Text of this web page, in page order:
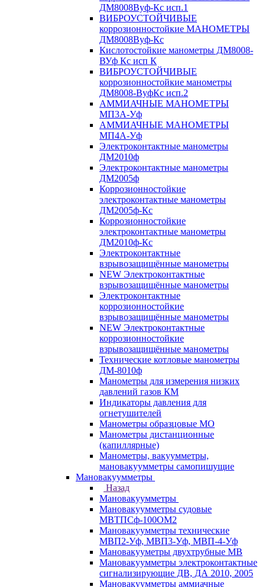
ДМ8008Вуф-Кс исп.1
ВИБРОУСТОЙЧИВЫЕ
коррозионностойкие МАНОМЕТРЫ
ДМ8008Вуф-Кс
Кислотостойкие манометры ДМ8008-
ВУф Кс исп К
ВИБРОУСТОЙЧИВЫЕ
коррозионностойкие манометры
ДМ8008-ВуфКс исп.2
АММИАЧНЫЕ МАНОМЕТРЫ
МП3А-Уф
АММИАЧНЫЕ МАНОМЕТРЫ
МП4А-Уф
Электроконтактные манометры
ДМ2010ф
Электроконтактные манометры
ДМ2005ф
Коррозионностойкие
электроконтактные манометры
ДМ2005ф-Кс
Коррозионностойкие
электроконтактные манометры
ДМ2010ф-Кс
Электроконтактные
взрывозащищённые манометры
NEW Электроконтактные
взрывозащищённые манометры
Электроконтактные
коррозионностойкие
взрывозащищённые манометры
NEW Электроконтактные
коррозионностойкие
взрывозащищённые манометры
Технические котловые манометры
ДМ-8010ф
Манометры для измерения низких
давлений газов КМ
Индикаторы давления для
огнетушителей
Манометры образцовые МО
Манометры дистанционные
(капиллярные)
Манометры, вакуумметры,
мановакуумметры самопишущие
Мановакуумметры
Назад
Мановакуумметры
Мановакуумметры судовые
МВТПСф-100ОМ2
Мановакуумметры технические
МВП2-Уф, МВП3-Уф, МВП-4-Уф
Мановакууметры двухтрубные МВ
Мановакуумметры электроконтактные
сигнализирующие ДВ, ДА 2010, 2005
Мановакуумметры аммиачные